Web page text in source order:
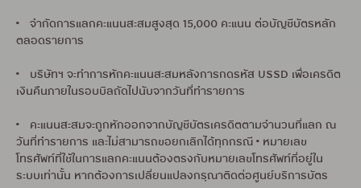
• จำกัดการแลกคะแนนสะสมสูงสุด 15,000 คะแนน ต่อบัญชีบัตรหลัก
ตลอดรายการ
• บริษัทฯ จะทำการหักคะแนนสะสมหลังการกดรหัส USSD เพื่อเครดิต
เงินคืนภายในรอบบิลถัดไปนับจากวันที่ทำรายการ
• คะแนนสะสมจะถูกหักออกจากบัญชีบัตรเครดิตตามจำนวนที่แลก ณ
วันที่ทำรายการ และไม่สามารถขอยกเลิกได้ทุกกรณี • หมายเลข
โทรศัพท์ที่ใช้ในการแลกคะแนนต้องตรงกับหมายเลขโทรศัพท์ที่อยู่ใน
ระบบเท่านั้น หากต้องการเปลี่ยนแปลงกรุณาติดต่อศูนย์บริการบัตร